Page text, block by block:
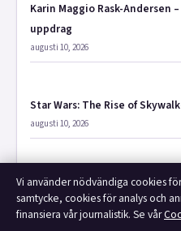
Karin Maggio Rask-Andersen
uppdrag
augusti 10, 2026
Star Wars: The Rise of
augusti 10, 2026
Hårolja bäst i test –
augusti 9, 2026
Vi använder nödvändiga cookies
samtycke, cookies för analys och
finansiera vår journalistik. Se vår